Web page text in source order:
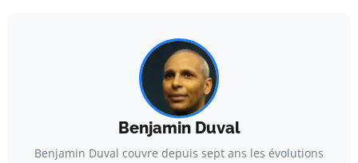
Benjamin Duval
Benjamin Duval couvre depuis sept ans les évolutions